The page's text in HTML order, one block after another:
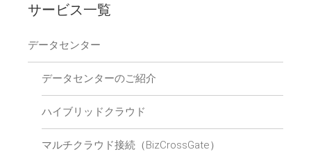
サービス一覧
データセンター
データセンターのご紹介
ハイブリッドクラウド
マルチクラウド接続（BizCrossGate）